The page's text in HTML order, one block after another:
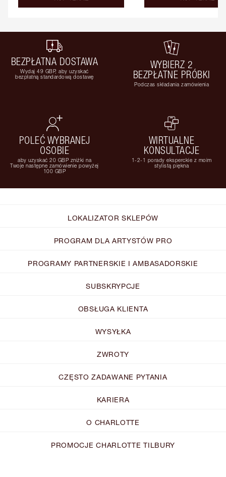
BEZPŁATNA DOSTAWA
Wydaj 49 GBP, aby uzyskać
bezpłatną standardową dostawę
WYBIERZ 2
BEZPŁATNE PRÓBKI
Podczas składania zamówienia
POLEĆ WYBRANEJ
OSOBIE
aby uzyskać 20 GBP zniżki na
Twoje następne zamówienie powyżej
100 GBP
WIRTUALNE
KONSULTACJE
1-2-1 porady eksperckie z moim
stylistą piękna
LOKALIZATOR SKLEPÓW
PROGRAM DLA ARTYSTÓW PRO
PROGRAMY PARTNERSKIE I AMBASADORSKIE
SUBSKRYPCJE
OBSŁUGA KLIENTA
WYSYŁKA
ZWROTY
CZĘSTO ZADAWANE PYTANIA
KARIERA
O CHARLOTTE
PROMOCJE CHARLOTTE TILBURY